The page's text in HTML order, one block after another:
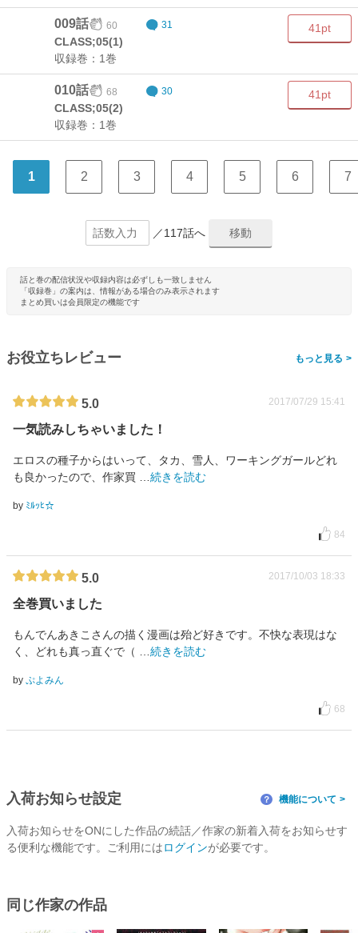
009話 60 31
CLASS;05(1)
収録巻：1巻
41pt
010話 68 30
CLASS;05(2)
収録巻：1巻
41pt
1 2 3 4 5 6 7
／117話へ
話と巻の配信状況や収録内容は必ずしも一致しません
「収録巻」の案内は、情報がある場合のみ表示されます
まとめ買いは会員限定の機能です
お役立ちレビュー >
5.0 2017/07/29 15:41
一気読みしちゃいました！
エロスの種子からはいって、タカ、雪人、ワーキングガールどれ
も良かったので、作家買 …続きを読む
by ﾐﾙｯﾋ☆
84
5.0 2017/10/03 18:33
全巻買いました
もんでんあきこさんの描く漫画は殆ど好きです。不快な表現はな
く、どれも真っ直ぐで（ …続きを読む
by ぷよみん
68
入荷お知らせ設定 ？ 機能について
入荷お知らせをONにした作品の続話／作家の新着入荷をお知らせす
る便利な機能です。ご利用にはログインが必要です。
同じ作家の作品